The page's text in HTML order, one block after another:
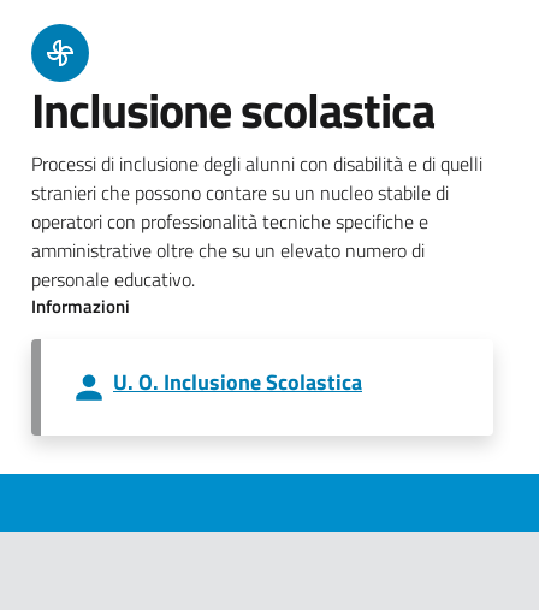
Inclusione scolastica
Processi di inclusione degli alunni con disabilità e di quelli
stranieri che possono contare su un nucleo stabile di
operatori con professionalità tecniche specifiche e
amministrative oltre che su un elevato numero di
personale educativo.
Informazioni
U. O. Inclusione Scolastica